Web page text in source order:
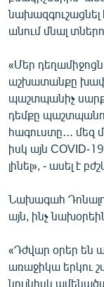
նախազգուշացնել
անում մնալ
«Մեր
աշխատանքը
պաշտպանիչ
դեմքը
հագուստը․․․ մեզ
իսկ այն COVID-
լինել», - ասել է
Նախագահ Դոնալդ
այն, ինչ
«Դժվար օրեր են
առաջիկա երկու
նույնիսկ